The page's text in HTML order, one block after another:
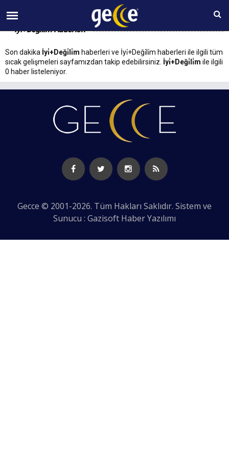
08 AĞUSTOS Cumartesi 09:42
İyi̇+Deği̇li̇m Haberleri
Son dakika İyi̇+Deği̇li̇m haberleri ve İyi̇+Deği̇li̇m haberleri ile ilgili tüm
sıcak gelişmeleri sayfamızdan takip edebilirsiniz. İyi̇+Deği̇li̇m ile ilgili
0 haber listeleniyor.
Gecce © 2001-2026. Tüm Hakları Saklıdır. Sistem ve
Sunucu : Gazisoft Haber Yazılımı